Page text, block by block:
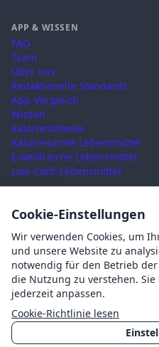
APP & WISSEN
FAQ
Team
Über uns
Redaktionelle Standards
App-Vergleich
Wissen
Kalorientabelle
Kalorienarme Lebensmittel
Eiweißreiche Lebensmittel
Low-Carb-Lebensmittel
RECHTLICHES
Nutzungsbedingungen
Datenschutz
Impressum
AGB
Cookies
Cookie-Einstellungen
Cookie-Einstellungen
Wir verwenden Cookies, um
und unsere Website zu
notwendig für den Betrieb
die Nutzung zu verstehen.
jederzeit anpassen.
Cookie-Richtlinie lesen